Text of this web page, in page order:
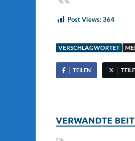
Post Views:364
VERSCHLAGWORTET
TEILEN
VERWANDTE